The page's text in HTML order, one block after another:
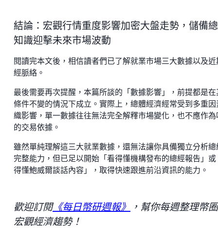
結論：宏觀行情重度影響加密大盤走勢，儲備
知識迎擊未來市場波動
閱讀完本文後，相信讀者們已了解就業市場三大數據以及近
經脈絡。
最後需要再次提醒，本篇所談的「數據影響」，前提都是在
條件不變的情況下成立。實際上，總體經濟經常受到多重因
織影響，單一數據往往無法完全解釋市場變化，也不應作為
的交易依據。
雖然單純理解這三大就業數據，還無法讓你具備獨立分析總
完整能力，但已足以開始「看得懂機構發布的總經報告」或
得懂鮑威爾談話內容」，取得快速跟進前沿資訊的能力。
歡迎訂閱《每日幣研週報》
，幫你每週整理幣
宏觀經濟趨勢！